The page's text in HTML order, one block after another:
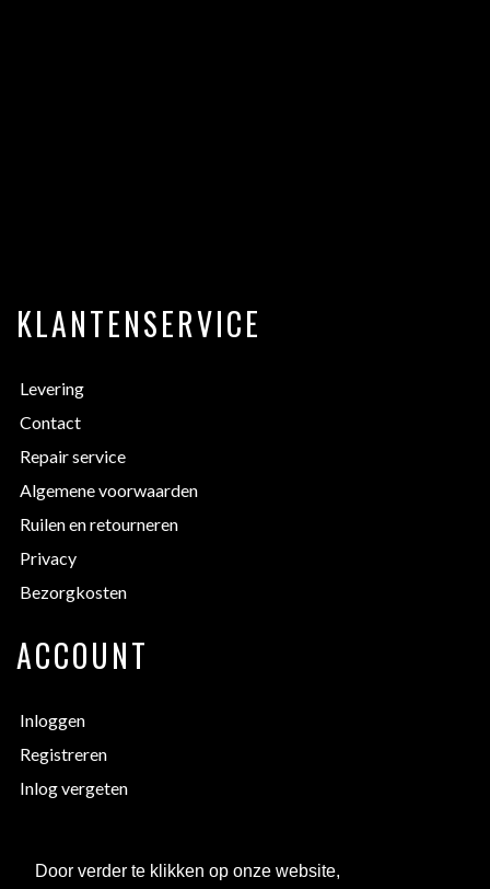
Door verder te klikken op onze website,
KLANTENSERVICE
Levering
Contact
Repair service
Algemene voorwaarden
Ruilen en retourneren
Privacy
Bezorgkosten
ACCOUNT
Inloggen
Registreren
Inlog vergeten